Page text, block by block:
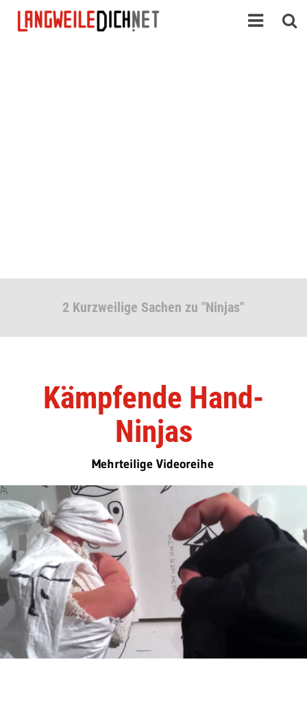
2 Kurzweilige Sachen zu "Ninjas"
Kämpfende Hand-
Ninjas
Mehrteilige Videoreihe